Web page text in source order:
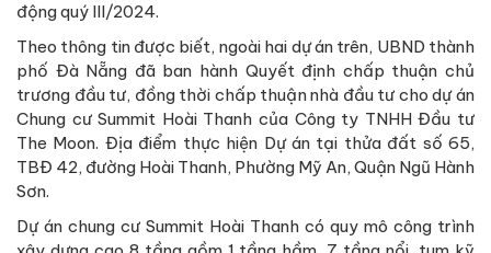
động quý III/2024.
Theo thông tin được biết, ngoài hai dự án trên, UBND thành
phố Đà Nẵng đã ban hành Quyết định chấp thuận chủ
trương đầu tư, đồng thời chấp thuận nhà đầu tư cho dự án
Chung cư Summit Hoài Thanh của Công ty TNHH Đầu tư
The Moon. Địa điểm thực hiện Dự án tại thửa đất số 65,
TBĐ 42, đường Hoài Thanh, Phường Mỹ An, Quận Ngũ Hành
Sơn.
Dự án chung cư Summit Hoài Thanh có quy mô công trình